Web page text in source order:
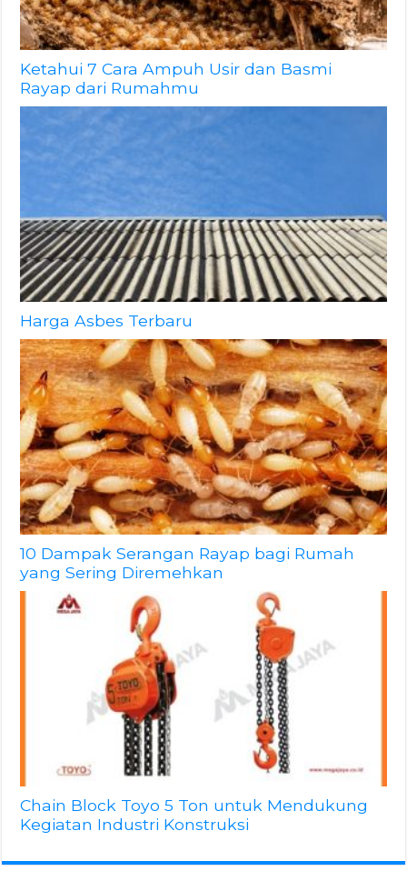
Ketahui 7 Cara Ampuh Usir dan Basmi
Rayap dari Rumahmu
Harga Asbes Terbaru
10 Dampak Serangan Rayap bagi Rumah
yang Sering Diremehkan
Chain Block Toyo 5 Ton untuk Mendukung
Kegiatan Industri Konstruksi